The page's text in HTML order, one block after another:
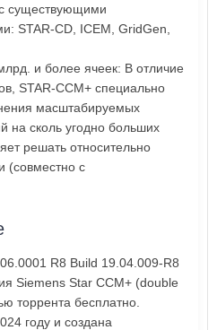
существующими
STAR-CD, ICEM, GridGen,
и более ячеек: В отличие
STAR-CCM+ специально
масштабируемых
на сколь угодно больших
решать относительно
(совместно с
R8 Build 19.04.009-R8
Siemens Star CCM+ (double
торрента бесплатно.
году и создана